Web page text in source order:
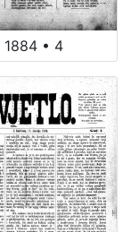
1884 • 4